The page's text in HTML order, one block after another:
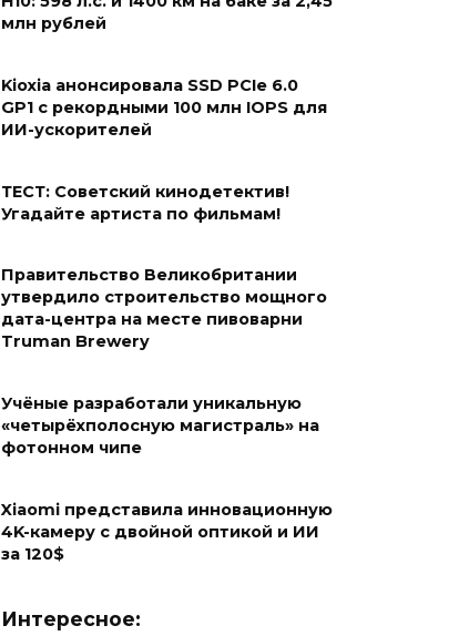
млн рублей
Kioxia анонсировала SSD PCIe 6.0
GP1 с рекордными 100 млн IOPS для
ИИ-ускорителей
ТЕСТ: Советский кинодетектив!
Угадайте артиста по фильмам!
Правительство Великобритании
утвердило строительство мощного
дата-центра на месте пивоварни
Truman Brewery
Учёные разработали уникальную
«четырёхполосную магистраль» на
фотонном чипе
Xiaomi представила инновационную
4K-камеру с двойной оптикой и ИИ
за 120$
Интересное: